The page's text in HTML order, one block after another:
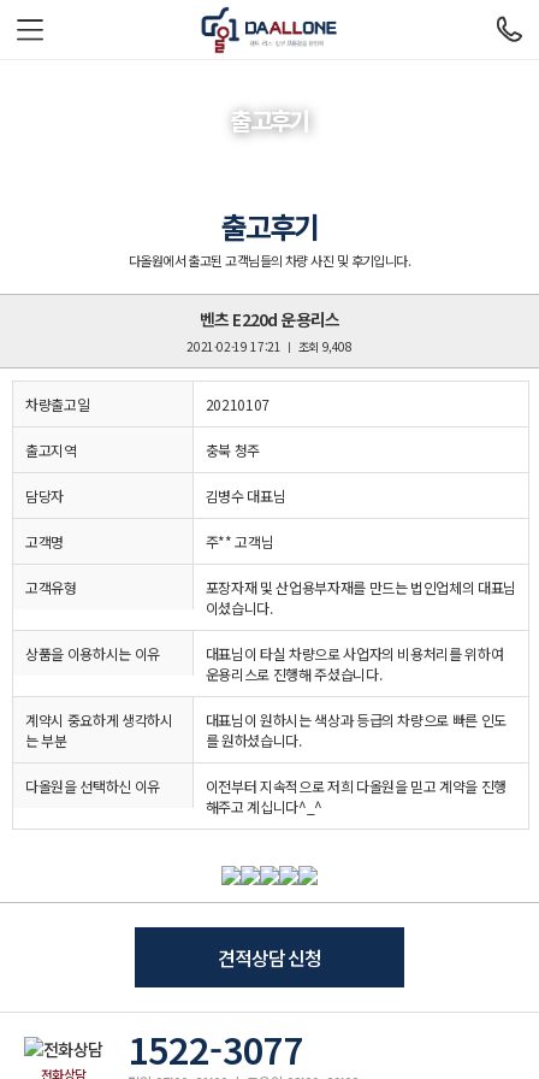
출고후기
출고후기
다올원에서 출고된 고객님들의 차량 사진 및 후기입니다.
벤츠 E220d 운용리스
2021-02-19 17:21 ㅣ 조회 9,408
차량출고일 20210107
출고지역 충북 청주
담당자 김병수 대표님
고객명 주** 고객님
고객유형
포장자재 및 산업용부자재를 만드는 법인업체의 대표님
이셨습니다.
상품을 이용하시는 이유
대표님이 타실 차량으로 사업자의 비용처리를 위하여
운용리스로 진행해 주셨습니다.
계약시 중요하게 생각하시
는 부분
대표님이 원하시는 색상과 등급의 차량으로 빠른 인도
를 원하셨습니다.
다올원을 선택하신 이유
이전부터 지속적으로 저희 다올원을 믿고 계약을 진행
해주고 계십니다^_^
견적상담 신청
전화상담 1522-3077